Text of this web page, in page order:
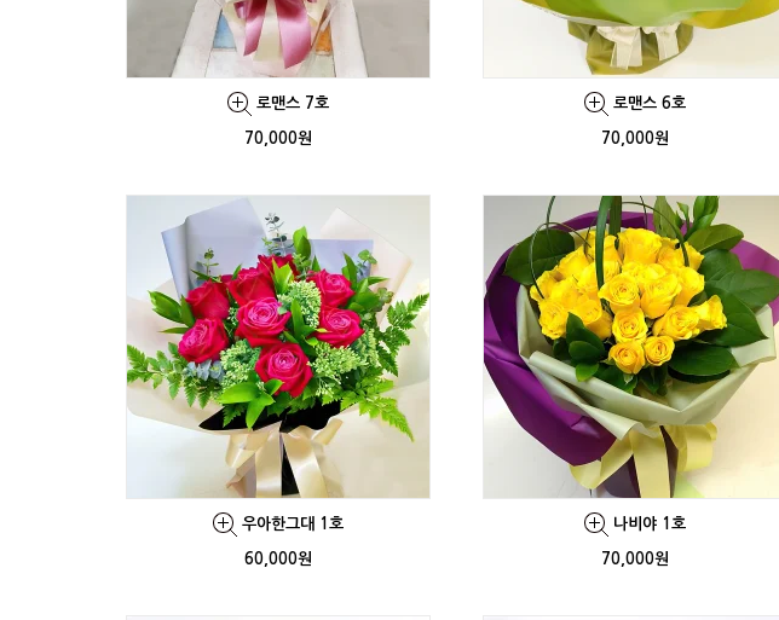
로맨스 7호
70,000원
로맨스 6호
70,000원
우아한그대 1호
60,000원
나비야 1호
70,000원